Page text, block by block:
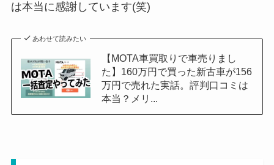
は本当に感謝しています(笑)
あわせて読みたい
【MOTA車買取りで車売りまし
た】160万円で買った新古車が156
万円で売れた実話。評判口コミは
本当？メリ...